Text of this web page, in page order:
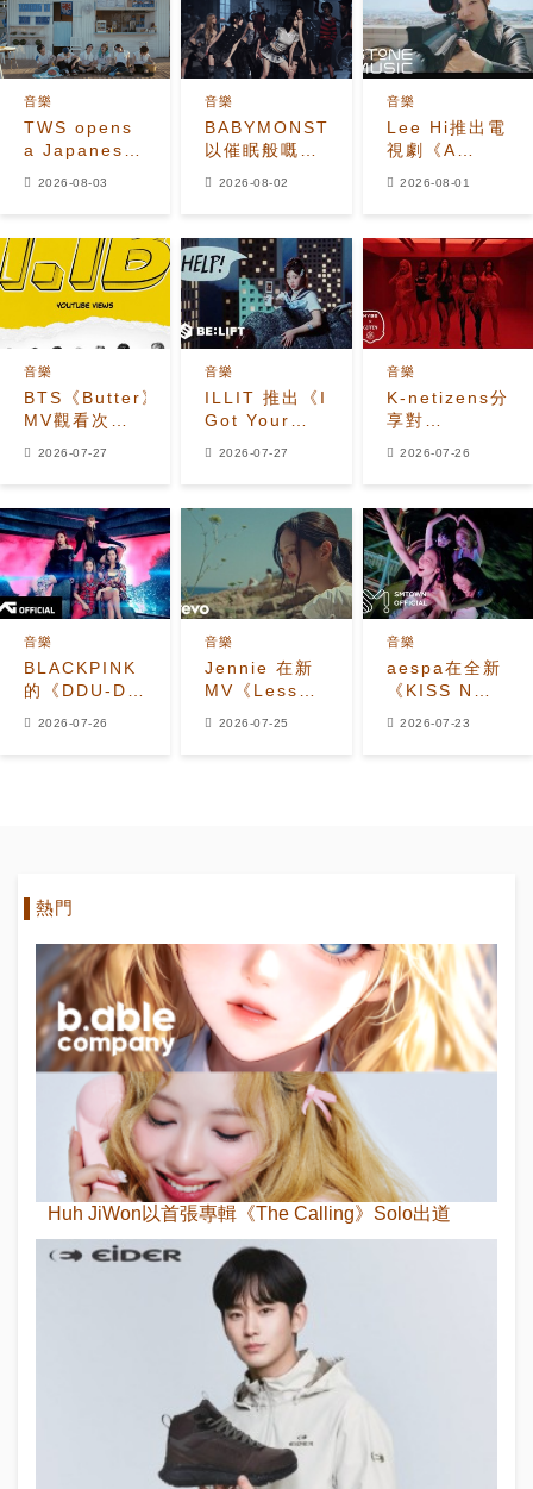
TWS opens
a Japanese
refreshing
'SODA
SODA' MV
音樂
2026-08-03
BABYMONSTER
以催眠般嘅
音樂
2026-08-02
Lee Hi推出電
視劇《A
Flower》MV
音樂
2026-08-01
BTS《Butter》
MV觀看次數
突破11億
音樂
2026-07-27
ILLIT 推出《I
Got Your
Back
MOMOKA of
HANA)》官方
MV
音樂
2026-07-27
K-netizens分
享對
KATSEYE新
音樂
2026-07-26
BLACKPINK
的《DDU-DU
DDU-DU》成
音樂
2026-07-26
Jennie 在新
MV《Less
Than a
音樂
2026-07-25
aespa在全新
《KISS N
TELL》MV中
音樂
2026-07-23
熱門
Huh JiWon以首張專輯《The Calling》Solo出道